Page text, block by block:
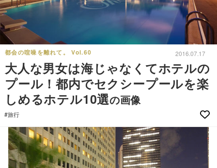
都会の喧噪を離れて。 Vol.60 2016.07.17
大人な男女は海じゃなくてホテルの
プール！都内でセクシープールを楽
しめるホテル10選の画像
#旅行